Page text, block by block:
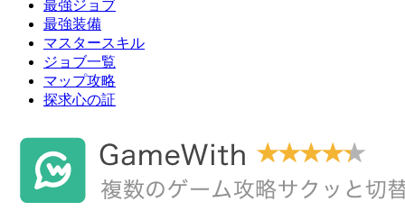
最強ジョブ
最強装備
マスタースキル
ジョブ一覧
マップ攻略
探求心の証